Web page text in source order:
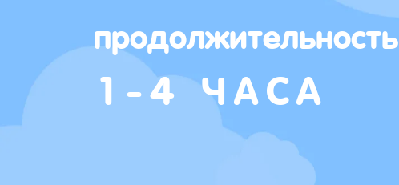
продолжительность
1-4 ЧАСА